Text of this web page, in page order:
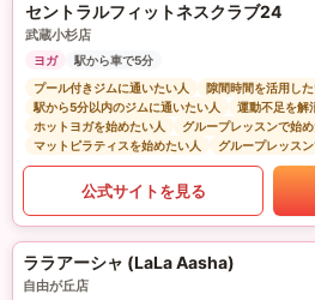
セントラルフィットネスクラブ24
武蔵小杉店
ヨガ
駅から車で5分
プール付きジムに通いたい人
隙間時間を活用し
駅から5分以内のジムに通いたい人
運動不足を解
ホットヨガを始めたい人
グループレッスンで始
マットピラティスを始めたい人
グループレッス
公式サイトを見る
ララアーシャ (LaLa Aasha)
自由が丘店